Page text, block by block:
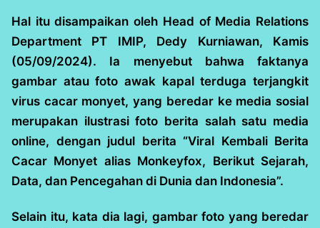
Hal itu disampaikan oleh Head of Media Relations
Department PT IMIP, Dedy Kurniawan, Kamis
(05/09/2024). Ia menyebut bahwa faktanya
gambar atau foto awak kapal terduga terjangkit
virus cacar monyet, yang beredar ke media sosial
merupakan ilustrasi foto berita salah satu media
online, dengan judul berita “Viral Kembali Berita
Cacar Monyet alias Monkeyfox, Berikut Sejarah,
Data, dan Pencegahan di Dunia dan Indonesia”.
Selain itu, kata dia lagi, gambar foto yang beredar